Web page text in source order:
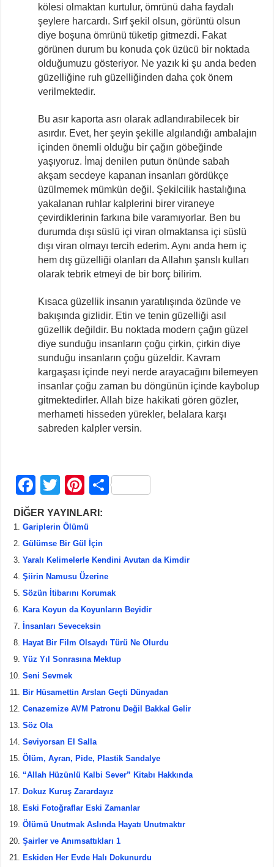
kölesi olmaktan kurtulur, ömrünü daha faydalı
şeylere harcardı. Sırf şekil olsun, görüntü olsun
diye boşuna ömrünü tüketip gitmezdi. Fakat
görünen durum bu konuda çok üzücü bir noktada
olduğumuzu gösteriyor. Ne yazık ki şu anda beden
güzelliğine ruh güzelliğinden daha çok önem
verilmektedir.
Bu asır kaporta asrı olarak adlandırabilecek bir
asırdır. Evet, her şeyin şekille algılandığı ambalajın
içinden önemli olduğu bir çağın göbeğinde
yaşıyoruz. İmaj denilen putun önünde sabah
akşam secdeye kapanan insanları gördükçe
üzülmemek mümkün değil. Şekilcilik hastalığına
yakalanan ruhlar kalplerini birer viraneye
çevirdiklerinin farkına bile varamıyorlar. Ben bu
durumda dışı süslü içi viran olmaktansa içi süslü
dışı viran olmayı tercih ederim. Aynı anda hem iç
hem dış güzelliği olanları da Allahın şanslı kulları
olarak tebrik etmeyi de bir borç bilirim.
Kısaca güzellik insanın yaratılışında özünde ve
bakışında gizlidir. Etin ve tenin güzelliği asıl
güzellik değildir. Bu noktada modern çağın güzel
diye sunduğu insanların çoğu çirkin, çirkin diye
sunduğu insanların çoğu güzeldir. Kavram
kargaşası içinde neyi nerde arayacağını bilemeyen
insanlar çoğu zaman bu döngünün içinde kaybolup
gitmektedirler. Allah bize hakikati gören gözler,
merhameti hisseden yürekler, belalara karşı
sabreden kalpler versin.
F
a
c
e
b
o
o
k
T
wi
tt
er
Pi
nt
er
e
st
S
DİĞER YAYINLARI:
Gariplerin Ölümü
Gülümse Bir Gül İçin
Yaralı Kelimelerle Kendini Avutan da Kimdir
Şiirin Namusu Üzerine
Sözün İtibarını Korumak
Kara Koyun da Koyunların Beyidir
İnsanları Seveceksin
Hayat Bir Film Olsaydı Türü Ne Olurdu
Yüz Yıl Sonrasına Mektup
Seni Sevmek
Bir Hüsamettin Arslan Geçti Dünyadan
Cenazemize AVM Patronu Değil Bakkal Gelir
Söz Ola
Seviyorsan El Salla
Ölüm, Ayran, Pide, Plastik Sandalye
“Allah Hüzünlü Kalbi Sever” Kitabı Hakkında
Dokuz Kuruş Zarardayız
Eski Fotoğraflar Eski Zamanlar
Ölümü Unutmak Aslında Hayatı Unutmaktır
Şairler ve Anımsattıkları 1
Eskiden Her Evde Halı Dokunurdu